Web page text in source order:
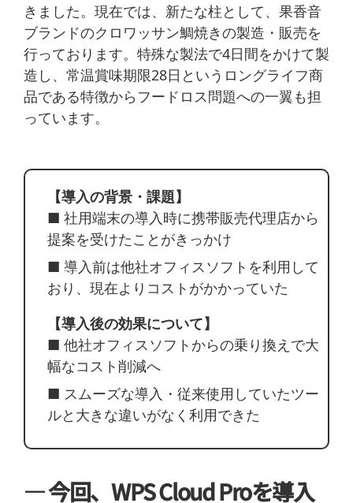
きました。現在では、新たな柱として、果香音
ブランドのクロワッサン鯛焼きの製造・販売を
行っております。特殊な製法で4日間をかけて製
造し、常温賞味期限28日というロングライフ商
品である特徴からフードロス問題への一翼も担
っています。
【導入の背景・課題】
■ 社用端末の導入時に携帯販売代理店から
提案を受けたことがきっかけ
■ 導入前は他社オフィスソフトを利用して
おり、現在よりコストがかかっていた
【導入後の効果について】
■ 他社オフィスソフトからの乗り換えで大
幅なコスト削減へ
■ スムーズな導入・従来使用していたツー
ルと大きな違いがなく利用できた
― 今回、WPS Cloud Proを導入